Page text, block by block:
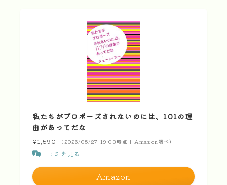
私たちがプロポーズされないのには、101の理
由があってだな
¥1,590 （2026/05/27 19:03時点 | Amazon調べ）
口コミを見る
Amazon